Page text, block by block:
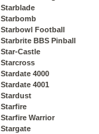
Starblade
Starbomb
Starbowl Football
Starbrite BBS Pinball
Star-Castle
Starcross
Stardate 4000
Stardate 4001
Stardust
Starfire
Starfire Warrior
Stargate